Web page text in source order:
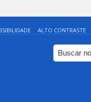
ALTO CONTRASTE